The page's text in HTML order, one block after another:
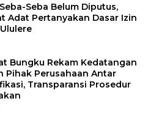
Seba Belum Diputus,
Adat Pertanyakan Dasar Izin
Bungku Rekam Kedatangan
Pihak Perusahaan Antar
Transparansi Prosedur